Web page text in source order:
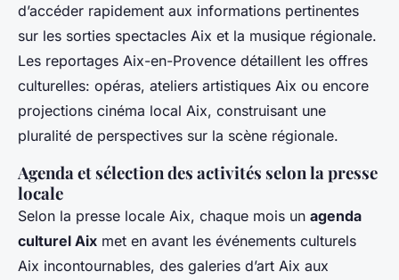
d’accéder rapidement aux informations pertinentes
sur les sorties spectacles Aix et la musique régionale.
Les reportages Aix-en-Provence détaillent les offres
culturelles: opéras, ateliers artistiques Aix ou encore
projections cinéma local Aix, construisant une
pluralité de perspectives sur la scène régionale.
Agenda et sélection des activités selon la presse
locale
Selon la presse locale Aix, chaque mois un agenda
culturel Aix met en avant les événements culturels
Aix incontournables, des galeries d’art Aix aux